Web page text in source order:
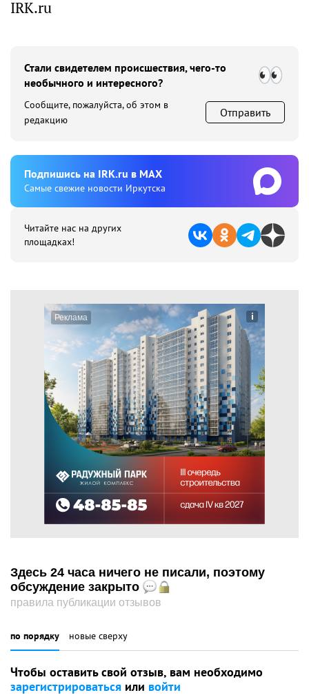
IRK.ru
Стали свидетелем происшествия, чего-то
необычного и интересного?
Сообщите, пожалуйста, об этом в
редакцию
Отправить
Подпишиcь на IRK.ru в MAX
Cамые свежие новости Иркутска
Читайте нас на других
площадках!
Здесь 24 часа ничего не писали, поэтому
обсуждение закрыто
правила публикации отзывов
по порядку новые сверху
Чтобы оставить свой отзыв, вам необходимо
зарегистрироваться или войти